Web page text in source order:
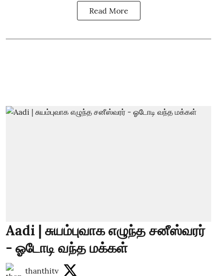
Read More
Aadi | சுயம்புவாக எழுந்த சனீஸ்வரர்
- ஓடோடி வந்த மக்கள்
thanthitv